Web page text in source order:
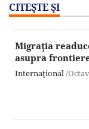
CITEŞTE ŞI
Migraţia
asupra
Internaţional/